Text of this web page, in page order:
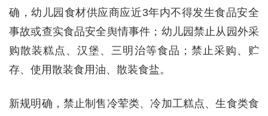
确，幼儿园食材供应商应近3年内不得发生食品安全
事故或查实食品安全舆情事件；幼儿园禁止从园外采
购散装糕点、汉堡、三明治等食品；禁止采购、贮
存、使用散装食用油、散装食盐。
新规明确，禁止制售冷荤类、冷加工糕点、生食类食